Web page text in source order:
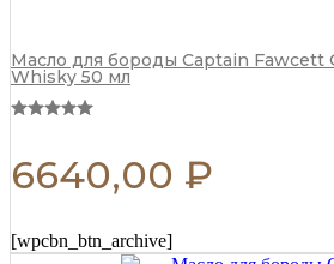
Масло для бороды Captain Fawcett
Whisky 50 мл
6640,00 ₽
[wpcbn_btn_archive]